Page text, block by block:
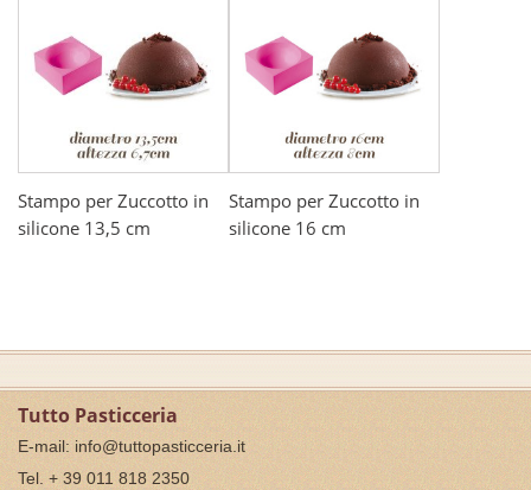
Stampo per Zuccotto in
silicone 13,5 cm
Stampo per Zuccotto in
silicone 16 cm
Tutto Pasticceria
E-mail: info@tuttopasticceria.it
Tel. + 39 011 818 2350